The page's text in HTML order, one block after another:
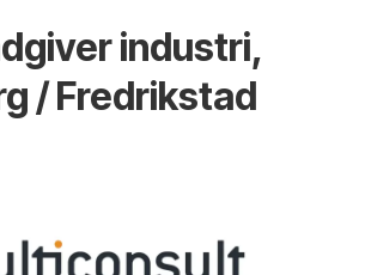
industri,
/ Fredrikstad